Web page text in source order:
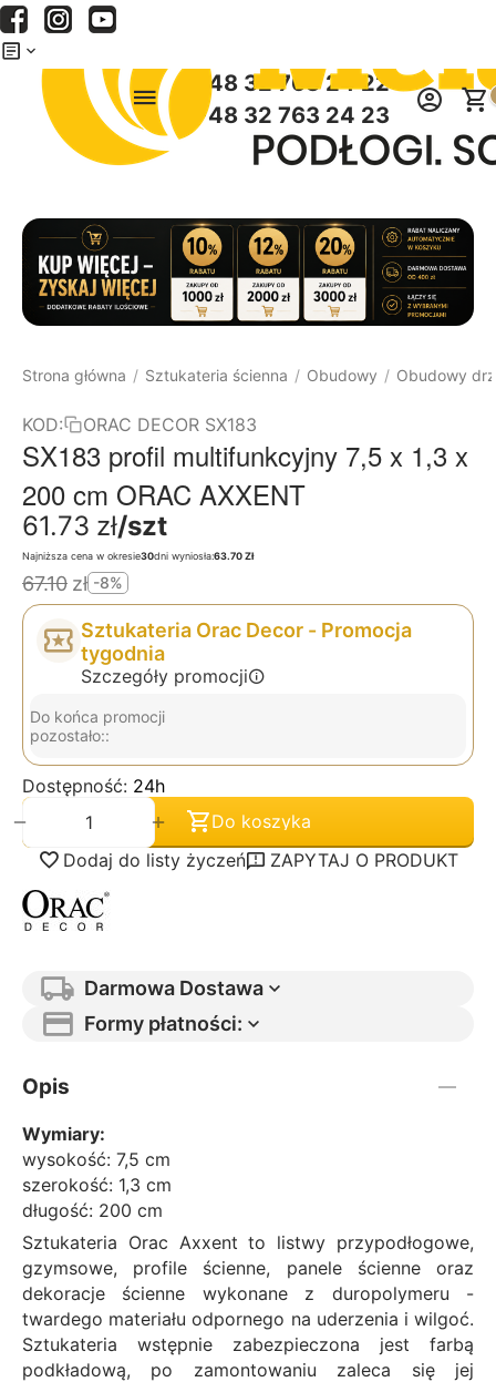
+48 32 763 24 22
+48 32 763 24 23
Strona główna / Sztukateria ścienna / Obudowy / Obudowy
KOD: ORAC DECOR SX183
SX183 profil multifunkcyjny 7,5 x 1,3 x
200 cm ORAC AXXENT
61.73 zł/szt
Najniższa cena w okresie30dni wyniosła:63.70 Zł
67.10 zł -8%
Sztukateria Orac Decor - Promocja
tygodnia
Szczegóły promocji
Do końca promocji
pozostało::
Dostępność: 24h
+
−
Do koszyka
Dodaj do listy życzeń
ZAPYTAJ O PRODUKT
Darmowa Dostawa
Formy płatności:
Opis
Wymiary:
wysokość: 7,5 cm
szerokość: 1,3 cm
długość: 200 cm
Sztukateria Orac Axxent to listwy przypodłogowe,
gzymsowe, profile ścienne, panele ścienne oraz
dekoracje ścienne wykonane z duropolymeru -
twardego materiału odpornego na uderzenia i wilgoć.
Sztukateria wstępnie zabezpieczona jest farbą
podkładową, po zamontowaniu zaleca się jej